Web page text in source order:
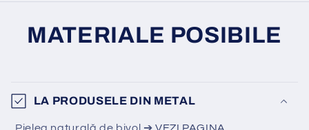
MATERIALE POSIBILE
LA PRODUSELE DIN METAL